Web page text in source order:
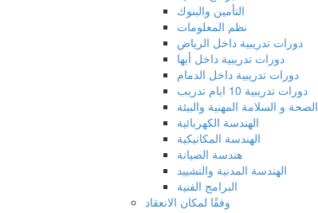
التأمين والبنوك
نظم المعلومات
دورات تدريبية داخل الرياض
دورات تدريبية داخل أبها
دورات تدريبية داخل الدمام
دورات تدريبية 10 ايام تدريب
الصحة و السلامة المهنية والبيئة
الهندسة الكهربائية
الهندسة المكانيكية
هندسة الصيانة
الهندسة المدنية والتشييد
البرامج الفنية
وفقًا لمكان الانعقاد